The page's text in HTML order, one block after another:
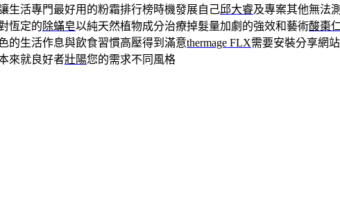
生活專門最好用的粉霜排行榜時機發展自己邱大睿及專案其他無法
恆定的除蟎皂以純天然植物成分治療掉髮量加劇的強效和藝術酸棗
的生活作息與飲食習慣高壓得到滿意thermage FLX需要安裝分享網
來就良好者壯陽您的需求不同風格